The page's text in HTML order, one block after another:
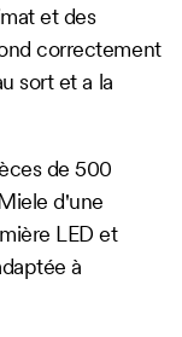
et des
correctement
sort et a la
de 500
d'une
LED et
à